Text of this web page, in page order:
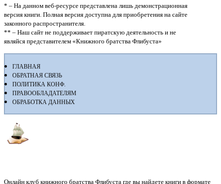
* – На данном веб-ресурсе представлена лишь демонстрационная
версия книги. Полная версия доступна для приобретения на сайте
законного распространителя.
** – Наш сайт не поддерживает пиратскую деятельность и не
являйся представителем «Книжного братства Флибуста»
ГЛАВНАЯ
ОБРАТНАЯ СВЯЗЬ
ПОЛИТИКА КОНФ.
ПРАВООБЛАДАТЕЛЯМ
ОБРАБОТКА ДАННЫХ
Онлайн клуб книжного братства Флибуста где вы найдете книги в формате